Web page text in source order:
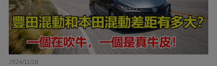
2024/11/18